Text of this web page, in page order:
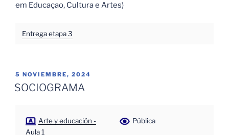
em Educaçao, Cultura e Artes)
Entrega etapa 3
PUBLICADO
EL
5 NOVIEMBRE, 2024
SOCIOGRAMA
Arte y educación -
Aula 1
Pública